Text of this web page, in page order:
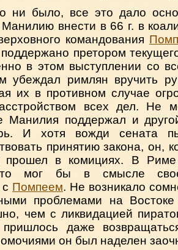
ни было, все это дало
внести в 66 г. в
командования
претором
в этом выступлении со
убеждал римлян вручить
их в противном случае
всех дел. Не
Манилия поддержал и
И хотя вожди сената
принятию закона, он,
прошел в комициях. В
мог бы в смысле
Помпеем. Не возникало
проблемами на
чем с ликвидацией
даже
он был наделен